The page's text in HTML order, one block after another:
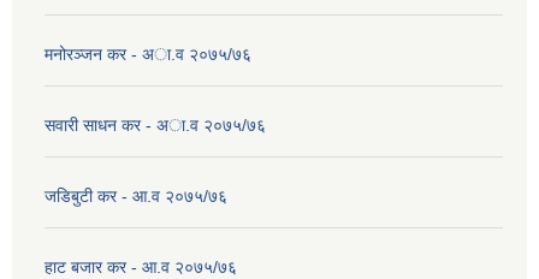
मनोरञ्जन कर - अा.व २०७५/७६
सवारी साधन कर - अा.व २०७५/७६
जडिबुटी कर - आ.व २०७५/७६
हाट बजार कर - आ.व २०७५/७६